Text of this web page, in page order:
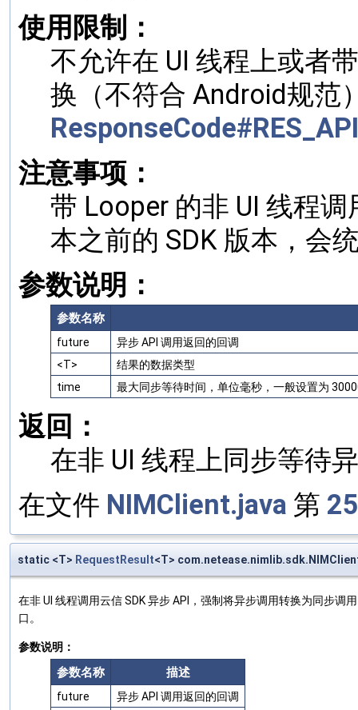
使用限制：
不允许在 UI 线程上或者
换（不符合 Android规范
注意事项：
带 Looper 的非 UI 线程
本之前的 SDK 版本，会
参数说明：
参数名称
future
异步 API 调用返回的回调
<T>
结果的数据类型
time
最大同步等待时间，单位毫秒，一般设置为
返回：
在非 UI 线程上同步等待
在文件 NIMClient.java 第
static <T> RequestResult<T>
在非 UI 线程调用云信 SDK 异步 API，强制将异步调用转换为同步调
口。
参数说明：
参数名称 描述
future
异步 API 调用返回的回调